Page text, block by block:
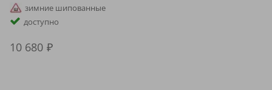
зимние шипованные
доступно
10 680